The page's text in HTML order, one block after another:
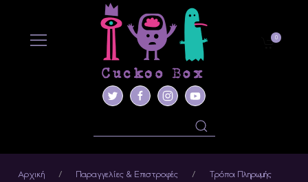
0
Αρχική Παραγγελίες & Επιστροφές Τρόποι Πληρωμής
Earcuffs
Ο Λογαριασμός μου